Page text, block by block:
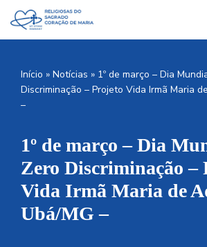
Pular
conteúdo
Início » Notícias » 1º de março – Dia
Discriminação – Projeto Vida Irmã Maria
–
1º de março – Dia
Zero Discriminação –
Vida Irmã Maria de
Ubá/MG –